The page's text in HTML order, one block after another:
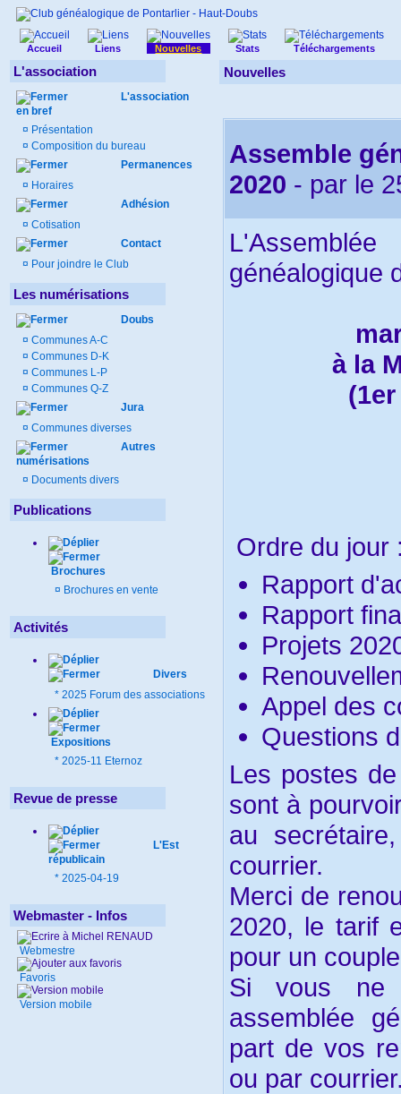
Accueil Liens Nouvelles Stats Téléchargements
L'association
L'association
en bref
¤ Présentation
¤ Composition du bureau
Permanences
¤ Horaires
Adhésion
¤ Cotisation
Contact
¤ Pour joindre le Club
Les numérisations
Doubs
¤ Communes A-C
¤ Communes D-K
¤ Communes L-P
¤ Communes Q-Z
Jura
¤ Communes diverses
Autres
numérisations
¤ Documents divers
Publications
Brochures
¤ Brochures en vente
Activités
Divers
* 2025 Forum des associations
Expositions
* 2025-11 Eternoz
Revue de presse
L'Est
républicain
* 2025-04-19
Webmaster - Infos
Webmestre
Favoris
Version mobile
Nouvelles
Assemble
2020 - par le
généalogique
à la
Ordre du jour
Rapport
Rapport
Projets
Appel des
Questions
Les postes
sont à
au
courrier.
Merci de
2020, le tarif
pour un
Si vous ne
assemblée
part de vos
ou par